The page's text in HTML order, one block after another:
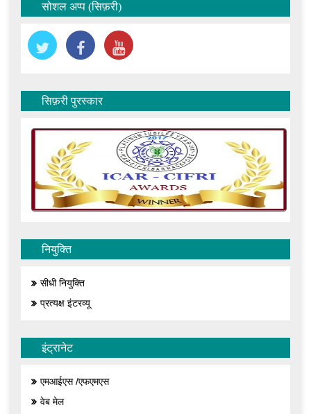
सोशल अप्प (सिफ़री)
सिफ़री पुरस्कार
नियुक्ति
सीधी नियुक्ति
प्रत्यक्ष इंटरव्यू
इंट्रानेट
एमआईएस /एफएमएस
वेब मेल